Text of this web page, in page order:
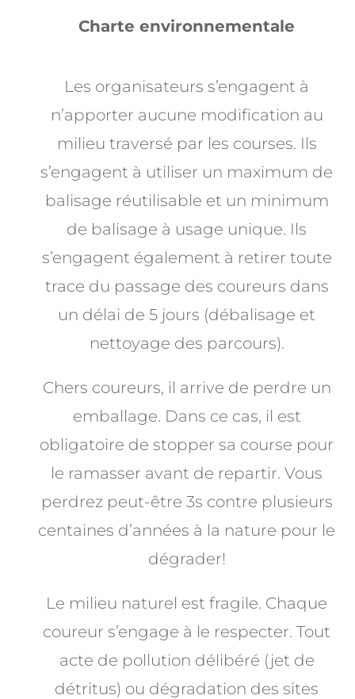
Charte environnementale
Les organisateurs s’engagent à
n’apporter aucune modification au
milieu traversé par les courses. Ils
s’engagent à utiliser un maximum de
balisage réutilisable et un minimum
de balisage à usage unique. Ils
s’engagent également à retirer toute
trace du passage des coureurs dans
un délai de 5 jours (débalisage et
nettoyage des parcours).
Chers coureurs, il arrive de perdre un
emballage. Dans ce cas, il est
obligatoire de stopper sa course pour
le ramasser avant de repartir. Vous
perdrez peut-être 3s contre plusieurs
centaines d’années à la nature pour le
dégrader!
Le milieu naturel est fragile. Chaque
coureur s’engage à le respecter. Tout
acte de pollution délibéré (jet de
détritus) ou dégradation des sites